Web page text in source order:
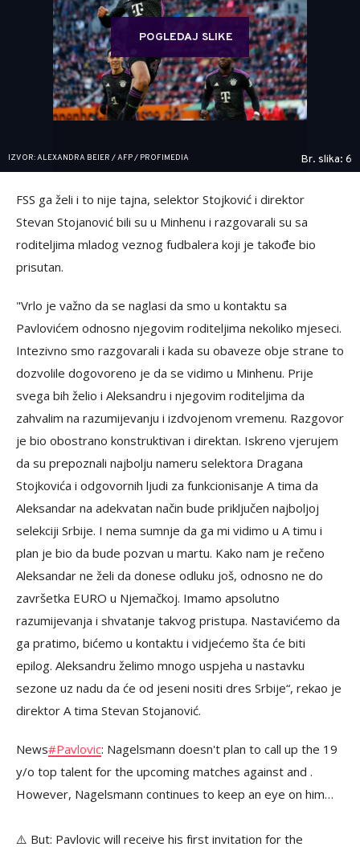
POGLEDAJ SLIKE
IZVOR: ALEXANDRA BEIER / AFP / PROFIMEDIA Br. slika: 6
FSS ga želi i to nije tajna, selektor Stojković i direktor
Stevan Stojanović bili su u Minhenu i razgovarali su sa
roditeljima mladog veznog fudbalera koji je takođe bio
prisutan.
"Vrlo je važno da se naglasi da smo u kontaktu sa
Pavlovićem odnosno njegovim roditeljima nekoliko mjeseci.
Intezivno smo razgovarali i kada su obaveze obje strane to
dozvolile dogovoreno je da se vidimo u Minhenu. Prije
svega bih želio i Aleksandru i njegovim roditeljima da
zahvalim na razumijevanju i izdvojenom vremenu. Razgovor
je bio obostrano konstruktivan i direktan. Iskreno vjerujem
da su prepoznali najbolju nameru selektora Dragana
Stojkovića i odgovornih ljudi za funkcionisanje A tima da
Aleksandar na adekvatan način bude priključen najboljoj
selekciji Srbije. I nema sumnje da ga mi vidimo u A timu i
plan je bio da bude pozvan u martu. Kako nam je rečeno
Aleksandar ne želi da donese odluku još, odnosno ne do
završetka EURO u Njemačkoj. Imamo apsolutno
razumijevanja i shvatanje takvog pristupa. Nastavićemo da
ga pratimo, bićemo u kontaktu i vidjećemo šta će biti
epilog. Aleksandru želimo mnogo uspjeha u nastavku
sezone uz nadu da će od jeseni nositi dres Srbije“, rekao je
direktor A tima Stevan Stojanović.
News#Pavlovic: Nagelsmann doesn't plan to call up the 19
y/o top talent for the upcoming matches against and .
However, Nagelsmann continues to keep an eye on him…
⚠️ But: Pavlovic will receive his first invitation for the